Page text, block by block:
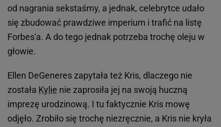
od nagrania sekstaśmy, a jednak, celebrytce udało
się zbudować prawdziwe imperium i trafić na listę
Forbes'a. A do tego jednak potrzeba trochę oleju w
głowie.
Ellen DeGeneres zapytała też Kris, dlaczego nie
została Kylie nie zaprosiła jej na swoją huczną
imprezę urodzinową. I tu faktycznie Kris mowę
odjęło. Zrobiło się trochę niezręcznie, a Kris nie kryła